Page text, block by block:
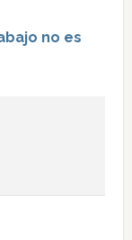
no es